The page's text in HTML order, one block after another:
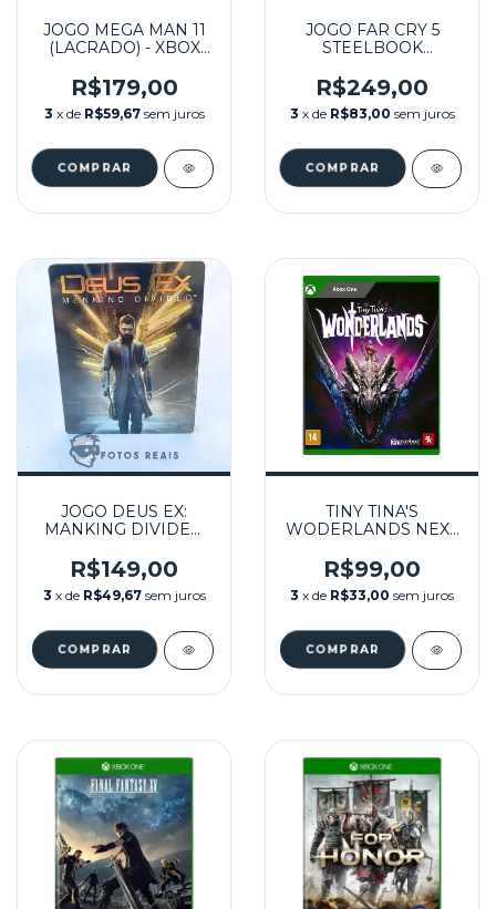
JOGO MEGA MAN 11
(LACRADO) - XBOX
R$179,00
3 x de R$59,67 sem juros
JOGO FAR CRY 5
STEELBOOK
ONE
R$249,00
3 x de R$83,00 sem juros
JOGO DEUS EX:
MANKING DIVIDED
(LACRADO) - XBOX
ONE
R$149,00
3 x de R$49,67 sem juros
TINY TINA'S
WODERLANDS NEXT
(LACRADO)- XBOX
ONE
R$99,00
3 x de R$33,00 sem juros